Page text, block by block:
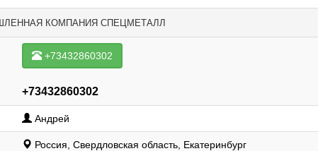
КОМПАНИЯ СПЕЦМЕТАЛЛ
+73432860302
+73432860302
Андрей
Россия, Свердловская область, Екатеринбург